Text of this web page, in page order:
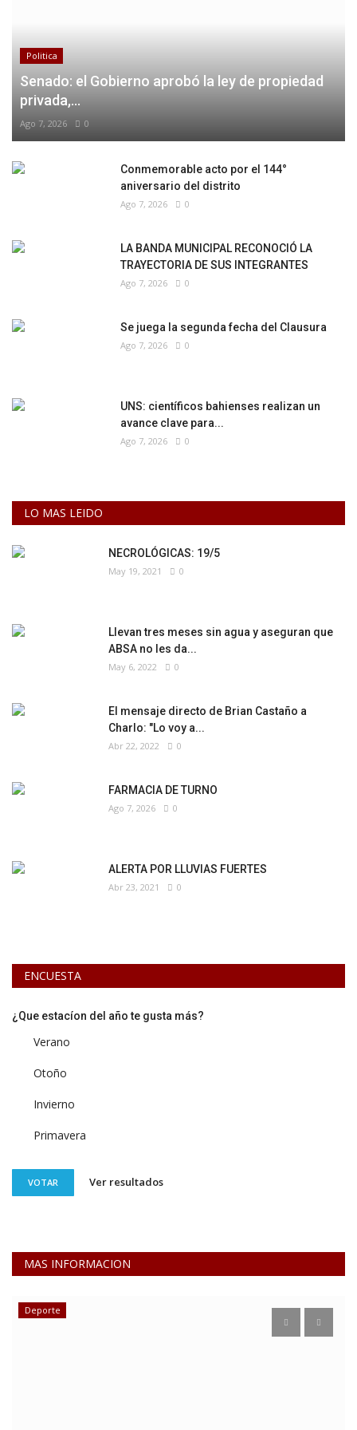
Politica
Senado: el Gobierno aprobó la ley de propiedad
privada,...
Ago 7, 2026 0
Conmemorable acto por el 144°
aniversario del distrito
Ago 7, 2026 0
LA BANDA MUNICIPAL RECONOCIÓ LA
TRAYECTORIA DE SUS INTEGRANTES
Ago 7, 2026 0
Se juega la segunda fecha del Clausura
Ago 7, 2026 0
UNS: científicos bahienses realizan un
avance clave para...
Ago 7, 2026 0
LO MAS LEIDO
NECROLÓGICAS: 19/5
May 19, 2021 0
Llevan tres meses sin agua y aseguran que
ABSA no les da...
May 6, 2022 0
El mensaje directo de Brian Castaño a
Charlo: "Lo voy a...
Abr 22, 2022 0
FARMACIA DE TURNO
Ago 7, 2026 0
ALERTA POR LLUVIAS FUERTES
Abr 23, 2021 0
ENCUESTA
¿Que estacíon del año te gusta más?
Verano
Otoño
Invierno
Primavera
VOTAR Ver resultados
MAS INFORMACION
Obras y Servicios Públicos